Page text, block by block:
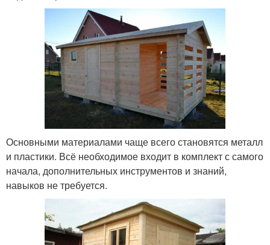
Основными материалами чаще всего становятся металл
и пластики. Всё необходимое входит в комплект с самого
начала, дополнительных инструментов и знаний,
навыков не требуется.